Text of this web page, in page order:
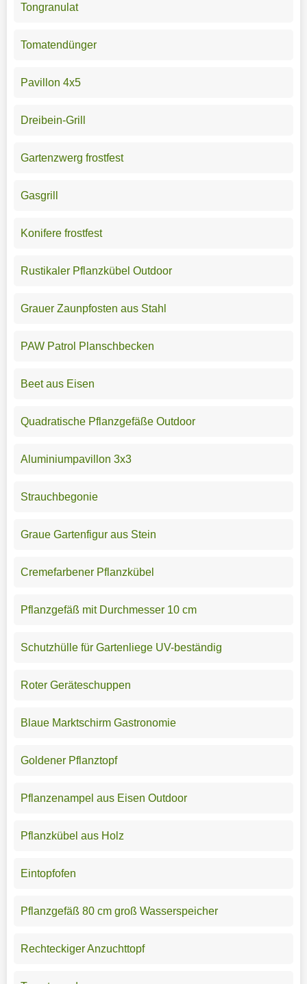
Tongranulat
Tomatendünger
Pavillon 4x5
Dreibein-Grill
Gartenzwerg frostfest
Gasgrill
Konifere frostfest
Rustikaler Pflanzkübel Outdoor
Grauer Zaunpfosten aus Stahl
PAW Patrol Planschbecken
Beet aus Eisen
Quadratische Pflanzgefäße Outdoor
Aluminiumpavillon 3x3
Strauchbegonie
Graue Gartenfigur aus Stein
Cremefarbener Pflanzkübel
Pflanzgefäß mit Durchmesser 10 cm
Schutzhülle für Gartenliege UV-beständig
Roter Geräteschuppen
Blaue Marktschirm Gastronomie
Goldener Pflanztopf
Pflanzenampel aus Eisen Outdoor
Pflanzkübel aus Holz
Eintopfofen
Pflanzgefäß 80 cm groß Wasserspeicher
Rechteckiger Anzuchttopf